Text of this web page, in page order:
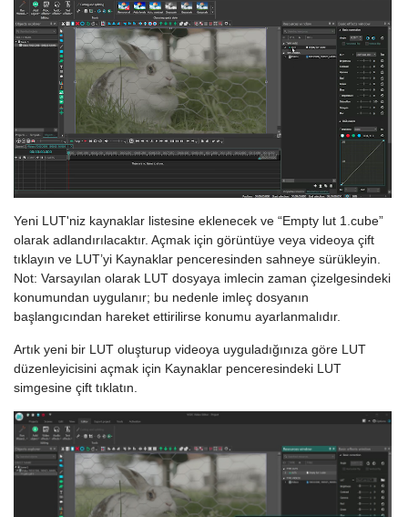
Yeni LUT'niz kaynaklar listesine eklenecek ve “Empty lut 1.cube”
olarak adlandırılacaktır. Açmak için görüntüye veya videoya çift
tıklayın ve LUT’yi Kaynaklar penceresinden sahneye sürükleyin.
Not: Varsayılan olarak LUT dosyaya imlecin zaman çizelgesindeki
konumundan uygulanır; bu nedenle imleç dosyanın
başlangıcından hareket ettirilirse konumu ayarlanmalıdır.
Artık yeni bir LUT oluşturup videoya uyguladığınıza göre LUT
düzenleyicisini açmak için Kaynaklar penceresindeki LUT
simgesine çift tıklatın.